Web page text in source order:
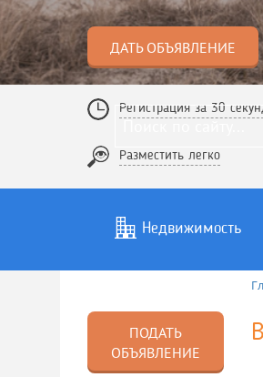
ДАТЬ ОБЪЯВЛЕНИЕ
Регистрация за 30
Разместить легко
Недвижимость
Услуги
ПОДАТЬ
ОБЪЯВЛЕНИЕ